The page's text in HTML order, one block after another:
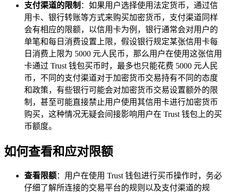
支付渠道的限制 ：如果用户选择使用法定货币，通过信
用卡、银行转账等方式来购买加密货币，支付渠道同样
会有相应的限额，以信用卡为例，银行通常会对用户的
单笔和每日消费设置上限，假设银行规定某张信用卡每
日消费上限为 5000 元人民币，那么用户在使用这张信用
卡通过 Trust 钱包买币时，最多也只能花费 5000 元人民
币，不同的支付渠道对于加密货币交易持有不同的态度
和政策，有些银行可能会对加密货币交易设置额外的限
制，甚至可能直接禁止用户使用其信用卡进行加密货币
购买，这种情况无疑会间接影响用户在 Trust 钱包上的买
币额度。
如何查看和应对限额
查看限额：用户在使用 Trust 钱包进行买币操作时，务必
仔细了解所连接的交易平台的规则以及支付渠道的规